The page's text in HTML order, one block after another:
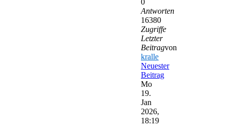
0
Antworten
16380
Zugriffe
Letzter
Beitragvon
kralle
Neuester
Beitrag
Mo
19.
Jan
2026,
18:19